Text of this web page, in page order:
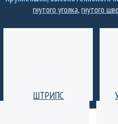
гнутого уголка,гнутого
ШТРИПС